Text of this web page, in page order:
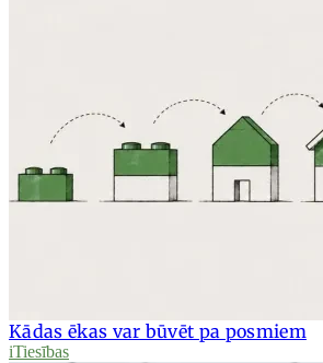
Kādas ēkas var būvēt pa posmiem
iTiesības